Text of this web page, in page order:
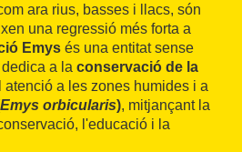
ara rius, basses i llacs, són
una regressió més forta a
Emys és una entitat sense
a la conservació de la
atenció a les zones humides i a
Emys orbicularis), mitjançant la
l'educació i la